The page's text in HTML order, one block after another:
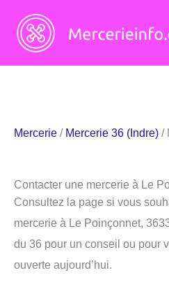
contenu
Mercerie / Mercerie 36 (Indre) /
Contacter une mercerie à Le
Consultez la page si vous
mercerie à Le Poinçonnet,
du 36 pour un conseil ou pour
ouverte aujourd’hui.